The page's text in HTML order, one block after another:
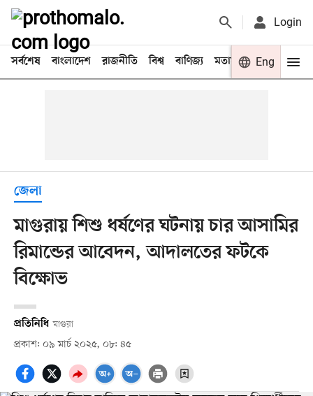
Login
সর্বশেষ বাংলাদেশ রাজনীতি বিশ্ব বাণিজ্য মতামত খেলা
Eng
জেলা
মাগুরায় শিশু ধর্ষণের ঘটনায় চার আসামির
রিমান্ডের আবেদন, আদালতের ফটকে
বিক্ষোভ
প্রতিনিধি মাগুরা
প্রকাশ: ০৯ মার্চ ২০২৫, ০৮: ৪৫